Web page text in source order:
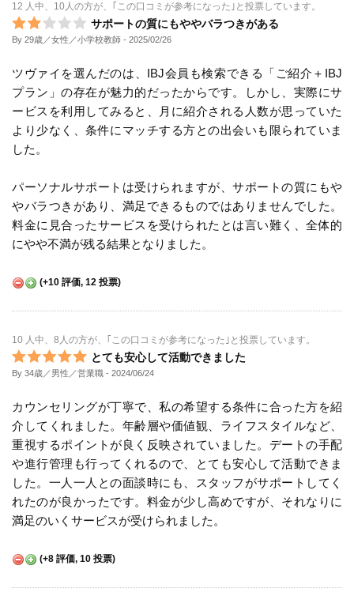
12 人中、10人の方が、｢この口コミが参考になった｣と投票しています。
サポートの質にもややバラつきがある
By 29歳／女性／小学校教師 - 2025/02/26
ツヴァイを選んだのは、IBJ会員も検索できる「ご紹介＋IBJ
プラン」の存在が魅力的だったからです。しかし、実際にサ
ービスを利用してみると、月に紹介される人数が思っていた
より少なく、条件にマッチする方との出会いも限られていま
した。
パーソナルサポートは受けられますが、サポートの質にもや
やバラつきがあり、満足できるものではありませんでした。
料金に見合ったサービスを受けられたとは言い難く、全体的
にやや不満が残る結果となりました。
(+10 評価, 12 投票)
10 人中、8人の方が、｢この口コミが参考になった｣と投票しています。
とても安心して活動できました
By 34歳／男性／営業職 - 2024/06/24
カウンセリングが丁寧で、私の希望する条件に合った方を紹
介してくれました。年齢層や価値観、ライフスタイルなど、
重視するポイントが良く反映されていました。デートの手配
や進行管理も行ってくれるので、とても安心して活動できま
した。一人一人との面談時にも、スタッフがサポートしてく
れたのが良かったです。料金が少し高めですが、それなりに
満足のいくサービスが受けられました。
(+8 評価, 10 投票)